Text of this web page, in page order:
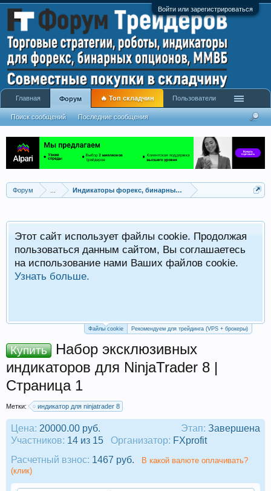
Войти или зарегистрироваться
Форум Индикаторы форекс, бинарных опционов, ММВБ
Этот сайт использует файлы cookie. Продолжая
пользоваться данным сайтом, Вы соглашаетесь
на использование нами Ваших файлов cookie.
Узнать больше.
Файлы cookie Рекомендуем для трейдинга (VPS + брокеры)
Купить
Набор эксклюзивных
индикаторов для NinjaTrader 8 |
Страница 1
Метки: индикатор для ninjatrader 8
Этап: Завершена
Цена: 20000.00 руб.
Участников: 14 из 15 Организатор: FXprofit
Расчетный взнос: 1467 руб.
В какой валюте оплачивать?
(клик)
Главная Форум
Поиск сообщений Последние сообщения
🔥 Топ складчин Пользователи